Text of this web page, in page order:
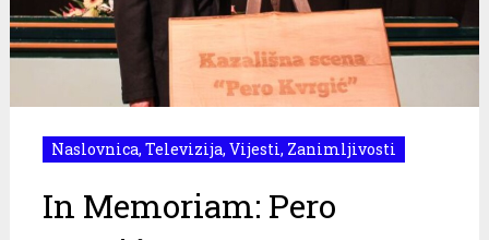
Naslovnica, Televizija, Vijesti, Zanimljivosti
In Memoriam: Pero